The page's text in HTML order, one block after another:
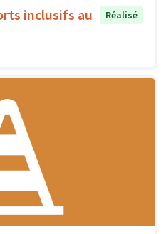
inclusifs au
Réalisé